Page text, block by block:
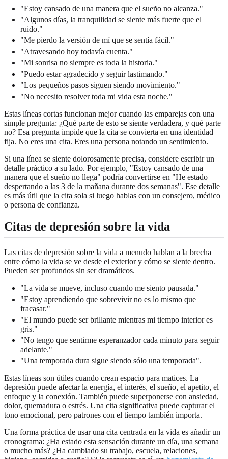
"Estoy cansado de una manera que el sueño no alcanza."
"Algunos días, la tranquilidad se siente más fuerte que el
ruido."
"Me pierdo la versión de mí que se sentía fácil."
"Atravesando hoy todavía cuenta."
"Mi sonrisa no siempre es toda la historia."
"Puedo estar agradecido y seguir lastimando."
"Los pequeños pasos siguen siendo movimiento."
"No necesito resolver toda mi vida esta noche."
Estas líneas cortas funcionan mejor cuando las emparejas con una
simple pregunta: ¿Qué parte de esto se siente verdadera, y qué parte
no? Esa pregunta impide que la cita se convierta en una identidad
fija. No eres una cita. Eres una persona notando un sentimiento.
Si una línea se siente dolorosamente precisa, considere escribir un
detalle práctico a su lado. Por ejemplo, "Estoy cansado de una
manera que el sueño no llega" podría convertirse en "He estado
despertando a las 3 de la mañana durante dos semanas". Ese detalle
es más útil que la cita sola si luego hablas con un consejero, médico
o persona de confianza.
Citas de depresión sobre la vida
Las citas de depresión sobre la vida a menudo hablan a la brecha
entre cómo la vida se ve desde el exterior y cómo se siente dentro.
Pueden ser profundos sin ser dramáticos.
"La vida se mueve, incluso cuando me siento pausada."
"Estoy aprendiendo que sobrevivir no es lo mismo que
fracasar."
"El mundo puede ser brillante mientras mi tiempo interior es
gris."
"No tengo que sentirme esperanzador cada minuto para seguir
adelante."
"Una temporada dura sigue siendo sólo una temporada".
Estas líneas son útiles cuando crean espacio para matices. La
depresión puede afectar la energía, el interés, el sueño, el apetito, el
enfoque y la conexión. También puede superponerse con ansiedad,
dolor, quemadura o estrés. Una cita significativa puede capturar el
tono emocional, pero patrones con el tiempo también importa.
Una forma práctica de usar una cita centrada en la vida es añadir un
cronograma: ¿Ha estado esta sensación durante un día, una semana
o mucho más? ¿Ha cambiado su trabajo, escuela, relaciones,